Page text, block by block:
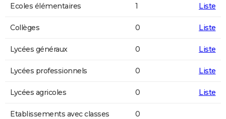
Ecoles élémentaires 1 Liste
Collèges 0 Liste
Lycées généraux 0 Liste
Lycées professionnels 0 Liste
Lycées agricoles 0 Liste
Etablissements avec classes
0